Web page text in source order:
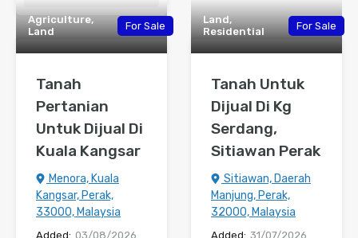
Agriculture,
Land
For Sale
Tanah
Pertanian
Untuk Dijual Di
Kuala Kangsar
Menora, Kuala
Kangsar, Perak,
33000, Malaysia
Added: 03/08/2026
Land,
Residential
For Sale
Tanah Untuk
Dijual Di Kg
Serdang,
Sitiawan Perak
Sitiawan, Daerah
Manjung, Perak,
32000, Malaysia
Added: 31/07/2026